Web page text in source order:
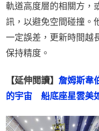
軌道高度層的相關方，
訊，以避免空間碰撞。
一定誤差，更新時間越
保持精度。
【延伸閲讀】 詹姆斯韋
的宇宙　船底座星雲美